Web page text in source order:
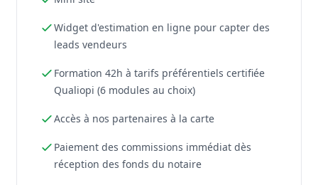
Widget d'estimation en ligne pour capter des
leads vendeurs
Formation 42h à tarifs préférentiels certifiée
Qualiopi (6 modules au choix)
Accès à nos partenaires à la carte
Paiement des commissions immédiat dès
réception des fonds du notaire